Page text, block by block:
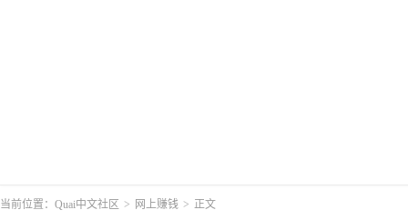
当前位置： Quai中文社区 > 网上赚钱 > 正文